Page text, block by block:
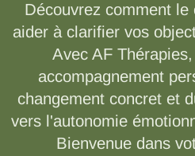
Découvrez comment le
aider à clarifier vos
Avec AF
accompagnement
changement concret et
vers l'autonomie
Bienvenue dans